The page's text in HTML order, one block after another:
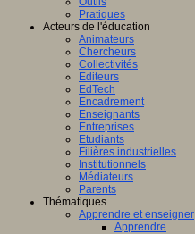
Pratiques
Acteurs de l'éducation
Animateurs
Chercheurs
Collectivités
Editeurs
EdTech
Encadrement
Enseignants
Entreprises
Etudiants
Filières industrielles
Institutionnels
Médiateurs
Parents
Thématiques
Apprendre et enseigner
Apprendre